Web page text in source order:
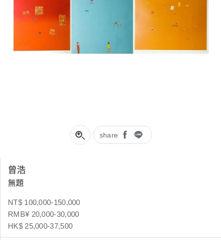
share
曾浩
無題
NT$ 100,000-150,000
RMB¥ 20,000-30,000
HK$ 25,000-37,500